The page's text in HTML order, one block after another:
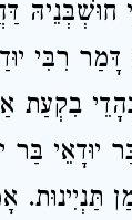
רִבִּי
בִקְעַת
בַּר